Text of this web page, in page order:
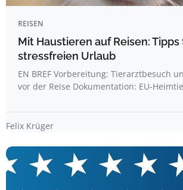
REISEN
Mit Haustieren auf Reisen:
stressfreien Urlaub
EN BREF Vorbereitung: Tierarztbesuch
vor der Reise Dokumentation: EU-
Felix Krüger